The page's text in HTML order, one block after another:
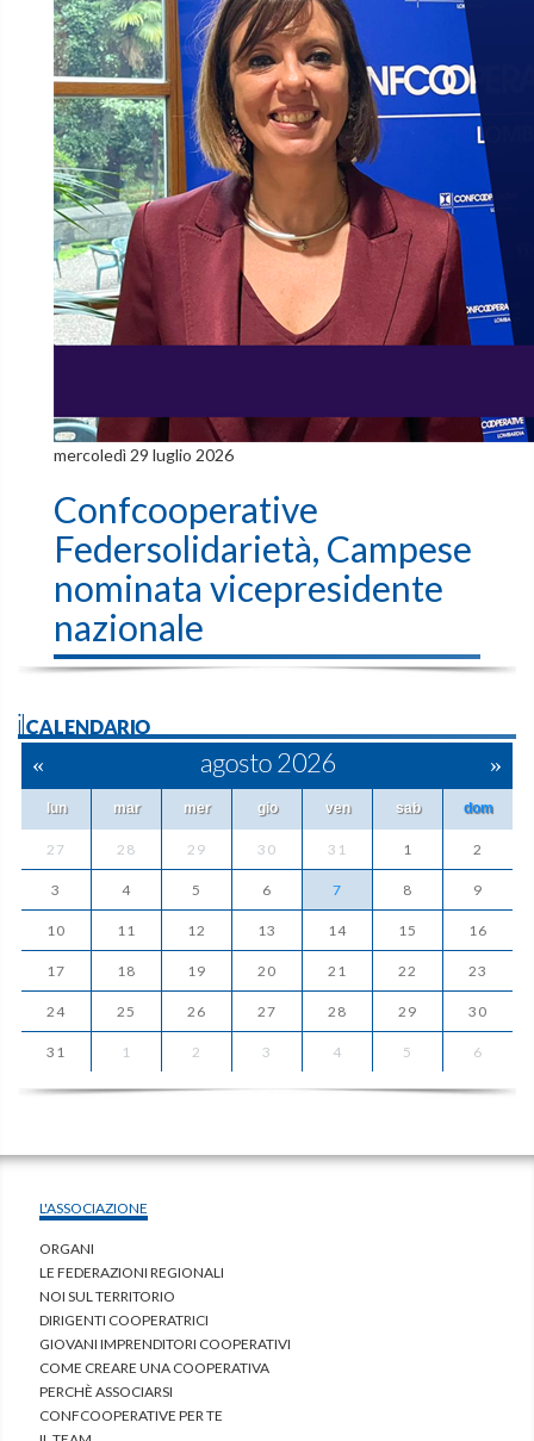
mercoledì 29 luglio 2026
Confcooperative
Federsolidarietà, Campese
nominata vicepresidente
nazionale
ilCALENDARIO
« agosto 2026 »
lun mar mer gio ven sab dom
27 28 29 30 31 1 2
3 4 5 6 7 8 9
10 11 12 13 14 15 16
17 18 19 20 21 22 23
24 25 26 27 28 29 30
31 1 2 3 4 5 6
L'ASSOCIAZIONE
ORGANI
LE FEDERAZIONI REGIONALI
NOI SUL TERRITORIO
DIRIGENTI COOPERATRICI
GIOVANI IMPRENDITORI COOPERATIVI
COME CREARE UNA COOPERATIVA
PERCHÈ ASSOCIARSI
CONFCOOPERATIVE PER TE